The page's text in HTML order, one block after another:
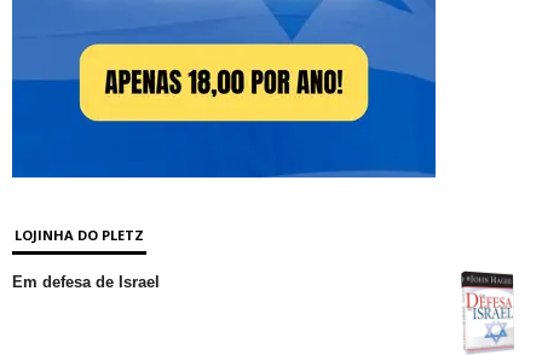
LOJINHA DO PLETZ
Em defesa de Israel